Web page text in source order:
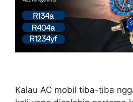
Kalau AC mobil tiba-tiba